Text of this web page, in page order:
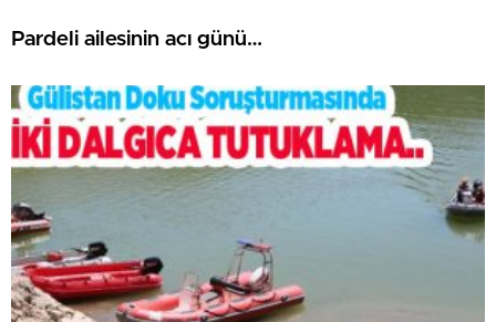
Pardeli ailesinin acı günü…